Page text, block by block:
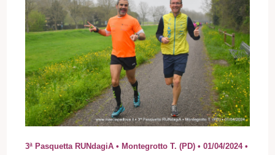
3ª Pasquetta RUNdagiA • Montegrotto T. (PD) • 01/04/2024 •